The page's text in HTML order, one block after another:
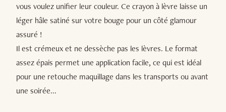
vous voulez unifier leur couleur. Ce crayon à lèvre laisse un
léger hâle satiné sur votre bouge pour un côté glamour
assuré !
Il est crémeux et ne dessèche pas les lèvres. Le format
assez épais permet une application facile, ce qui est idéal
pour une retouche maquillage dans les transports ou avant
une soirée...